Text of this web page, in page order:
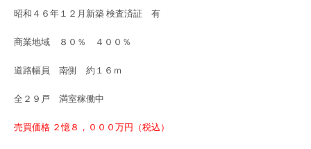
昭和４６年１２月新築 検査済証 有
商業地域 ８０％ ４００％
道路幅員 南側 約１６ｍ
全２９戸 満室稼働中
売買価格 ２憶８，０００万円（税込）